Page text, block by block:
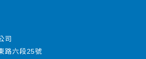
司
路六段25號